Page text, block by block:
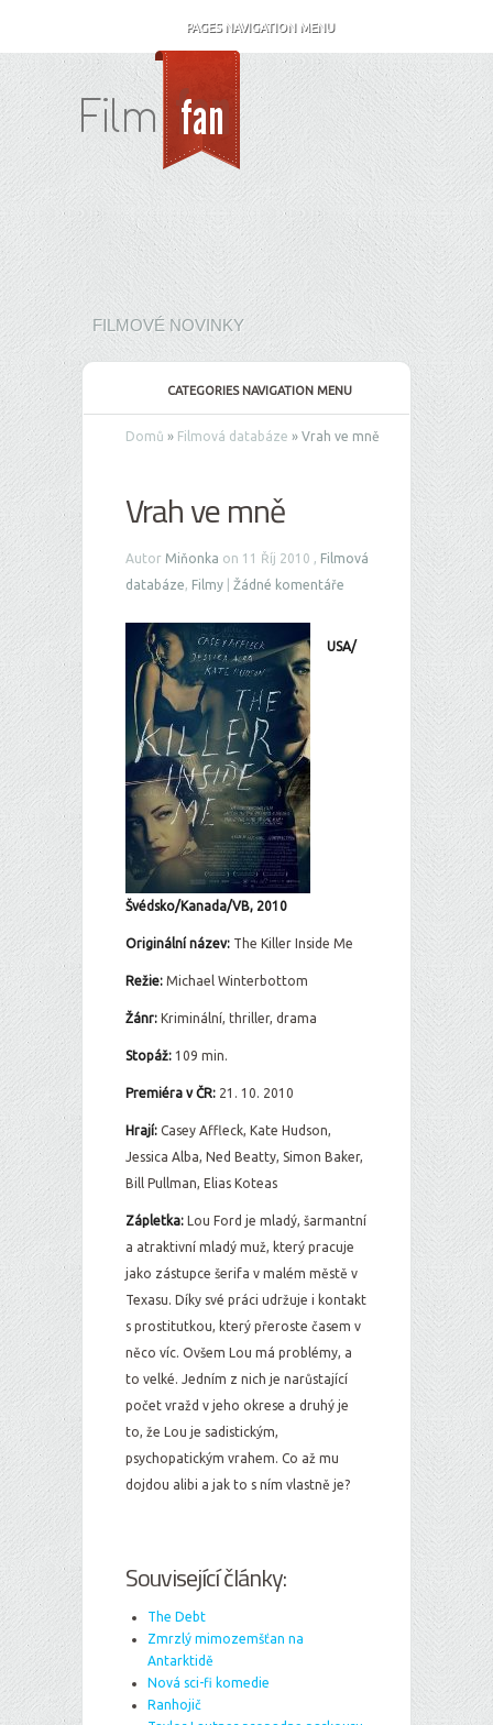
PAGES NAVIGATION MENU
FILMOVÉ NOVINKY
CATEGORIES NAVIGATION MENU
Domů » Filmová databáze » Vrah ve mně
Vrah ve mně
Autor Miňonka on 11 Říj 2010 , Filmová
databáze, Filmy Žádné komentáře
USA/
Švédsko/Kanada/VB, 2010
Originální název: The Killer Inside Me
Režie: Michael Winterbottom
Žánr: Kriminální, thriller, drama
Stopáž: 109 min.
Premiéra v ČR: 21. 10. 2010
Hrají: Casey Affleck, Kate Hudson,
Jessica Alba, Ned Beatty, Simon Baker,
Bill Pullman, Elias Koteas
Zápletka: Lou Ford je mladý, šarmantní
a atraktivní mladý muž, který pracuje
jako zástupce šerifa v malém městě v
Texasu. Díky své práci udržuje i kontakt
s prostitutkou, který přeroste časem v
něco víc. Ovšem Lou má problémy, a
to velké. Jedním z nich je narůstající
počet vražd v jeho okrese a druhý je
to, že Lou je sadistickým,
psychopatickým vrahem. Co až mu
dojdou alibi a jak to s ním vlastně je?
Související články:
The Debt
Zmrzlý mimozemšťan na
Antarktidě
Nová sci-fi komedie
Ranhojič